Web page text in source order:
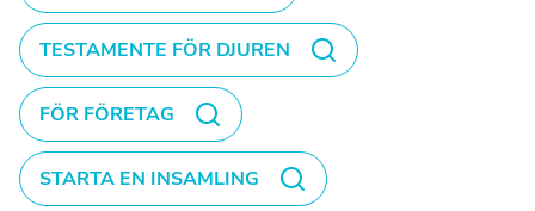
TESTAMENTE FÖR DJUREN
FÖR FÖRETAG
STARTA EN INSAMLING